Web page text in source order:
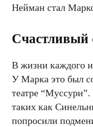
Нейман стал
Счастливый
В жизни каждого
У Марка это был
театре
таких как
попросили